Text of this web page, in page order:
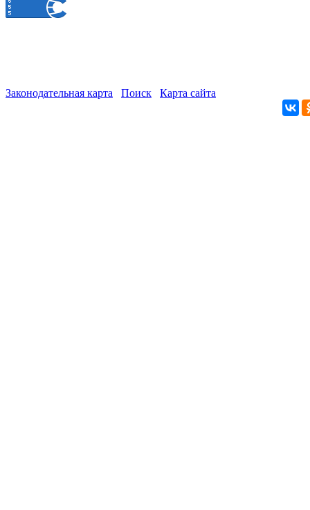
Законодательная карта Поиск Карта сайта